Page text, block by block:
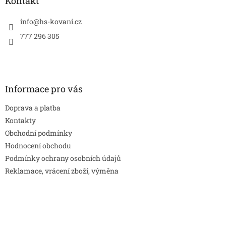
info@hs-kovani.cz
777 296 305
Informace pro vás
Doprava a platba
Kontakty
Obchodní podmínky
Hodnocení obchodu
Podmínky ochrany osobních údajů
Reklamace, vrácení zboží, výměna